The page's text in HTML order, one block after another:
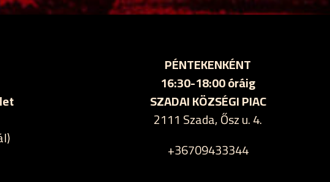
PÉNTEKENKÉNT
16:30-18:00 óráig
SZADAI KÖZSÉGI PIAC
2111 Szada, Ősz u. 4.
+36709433344